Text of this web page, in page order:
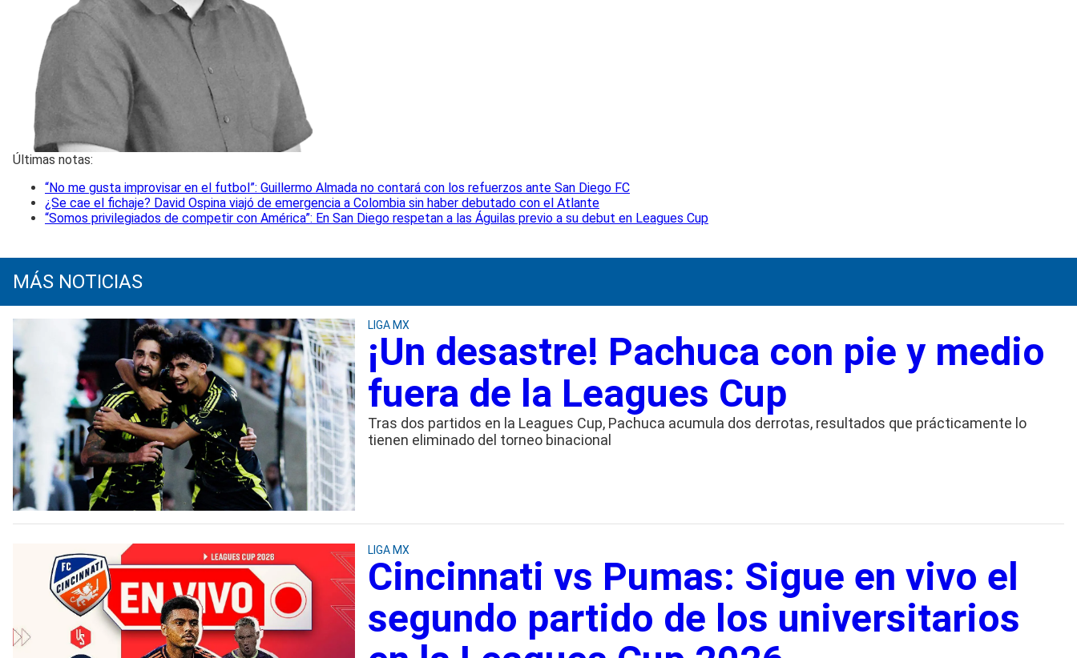
Últimas notas:
“No me gusta improvisar en el futbol”: Guillermo Almada no contará con los refuerzos ante San Diego FC
¿Se cae el fichaje? David Ospina viajó de emergencia a Colombia sin haber debutado con el Atlante
“Somos privilegiados de competir con América”: En San Diego respetan a las Águilas previo a su debut en Leagues Cup
MÁS NOTICIAS
LIGA MX
¡Un desastre! Pachuca con pie y medio
fuera de la Leagues Cup
Tras dos partidos en la Leagues Cup, Pachuca acumula dos derrotas, resultados que prácticamente lo
tienen eliminado del torneo binacional
LIGA MX
Cincinnati vs Pumas: Sigue en vivo el
segundo partido de los universitarios